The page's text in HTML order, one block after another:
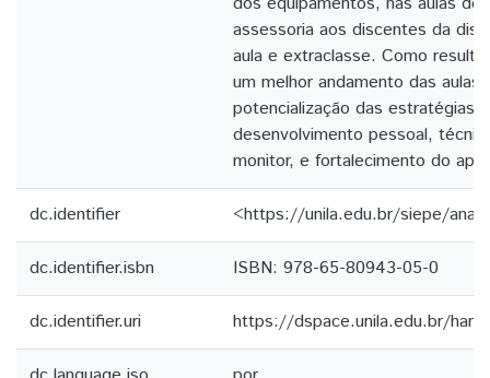
assessoria aos discentes da
aula e extraclasse. Como
um melhor andamento das aulas
potencialização das estratégias
desenvolvimento pessoal,
monitor, e fortalecimento do
dc.identifier <https://unila.edu.br/siepe/
dc.identifier.isbn ISBN: 978-65-80943-05-0
dc.identifier.uri https://dspace.unila.edu.br/